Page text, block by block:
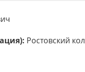
Ростовский